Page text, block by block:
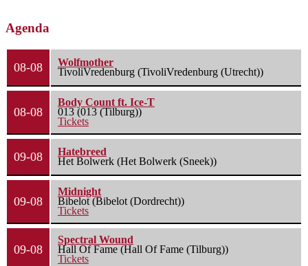
Agenda
08-08
Wolfmother
TivoliVredenburg (TivoliVredenburg (Utrecht))
08-08
Body Count ft. Ice-T
013 (013 (Tilburg))
Tickets
09-08
Hatebreed
Het Bolwerk (Het Bolwerk (Sneek))
09-08
Midnight
Bibelot (Bibelot (Dordrecht))
Tickets
09-08
Spectral Wound
Hall Of Fame (Hall Of Fame (Tilburg))
Tickets